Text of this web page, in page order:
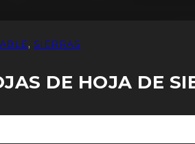
, SIERRAS
DE HOJA DE